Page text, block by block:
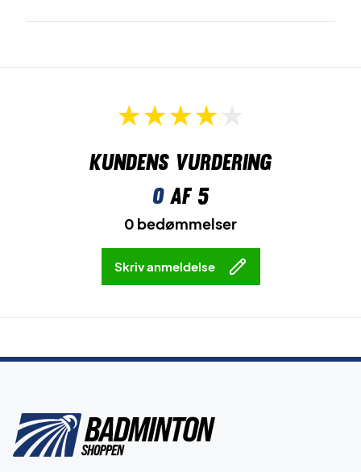
Kundens vurdering
0af 5
0 bedømmelser
Skriv anmeldelse